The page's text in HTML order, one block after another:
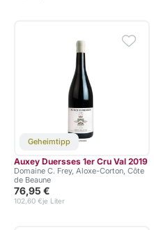
Geheimtipp
Auxey Duersses 1er Cru Val 2019
Domaine C. Frey, Aloxe-Corton, Côte
de Beaune
76,95 €
je Liter
102,60 €